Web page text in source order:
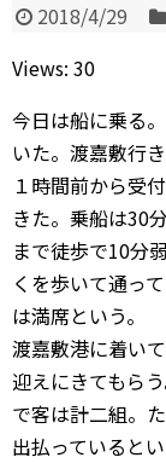
2018/4/29
Views: 30
今日は船に乗る
いた。渡嘉敷行
１時間前から受
きた。乗船は30
まで徒歩で10分
くを歩いて通っ
は満席という。
渡嘉敷港に着い
迎えにきてもら
で客は計二組。
出払っているとい